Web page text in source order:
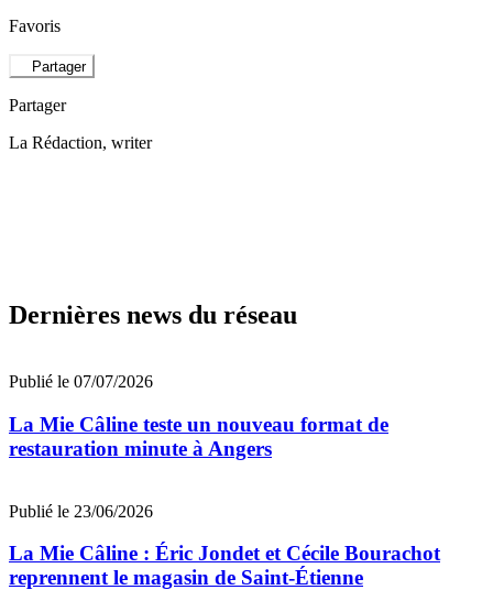
Favoris
Partager
Partager
La Rédaction, writer
Dernières news du réseau
Publié le 07/07/2026
La Mie Câline teste un nouveau format de
restauration minute à Angers
Publié le 23/06/2026
La Mie Câline : Éric Jondet et Cécile Bourachot
reprennent le magasin de Saint-Étienne